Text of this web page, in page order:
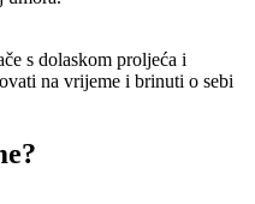
s dolaskom proljeća i
na vrijeme i brinuti o sebi